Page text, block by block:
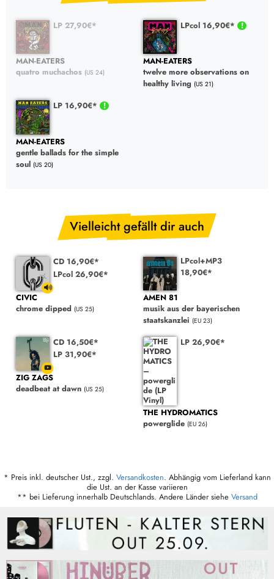
LP 27,90€*
MAN-EATERS
quatro muchachos (US 24)
LPcol 16,90€*
MAN-EATERS
twelve more observations on
healthy living (US 21)
LP 16,90€*
MAN-EATERS
gentle ballads for the simple
soul (US 20)
Vielleicht gefällt dir auch
CD 16,90€*
LPcol 26,90€*
CIVIC
chrome dipped (US 25)
LPcol+MP3
18,90€*
AMEN 81
musik aus der bayerischen
staatskanzlei (EU 23)
CD 16,50€*
LP 31,90€*
ZIG ZAGS
deadbeat at dawn (US 25)
LP 26,90€*
THE HYDROMATICS
powerglide (EU 26)
* Preis inkl. deutscher Ust., zzgl. Versandkosten. Abhängig vom Lieferland kann
die Ust. an der Kasse variieren
** bei Lieferung innerhalb Deutschlands. Andere Länder siehe Versand